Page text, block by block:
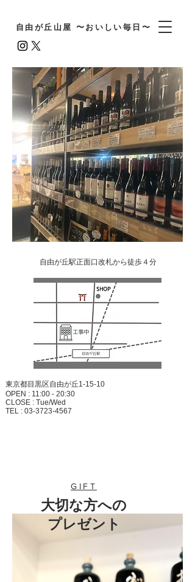
自由が丘山屋 〜おいしい毎日〜
自由が丘駅正面口改札から徒歩４分
​東京都目黒区自由が丘1-15-10
OPEN : 11:00 - 20:30
CLOSE : Tue/Wed
TEL : 03-3723-4567
GIFT
大切な方への
​プレゼント